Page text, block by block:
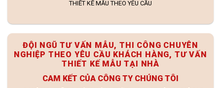
THIẾT KẾ MẪU THEO YÊU CẦU
ĐỘI NGŨ TƯ VẤN MẪU, THI CÔNG CHUYÊN
NGHIỆP THEO YÊU CẦU KHÁCH HÀNG, TƯ VẤN
THIẾT KẾ MẪU TẠI NHÀ
CAM KẾT CỦA CÔNG TY CHÚNG TÔI